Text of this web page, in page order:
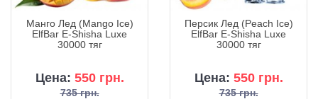
Манго Лед (Mango Ice)
ElfBar E-Shisha Luxe
30000 тяг
Цена: 550 грн.
735 грн.
Персик Лед (Peach Ice)
ElfBar E-Shisha Luxe
30000 тяг
Цена: 550 грн.
735 грн.